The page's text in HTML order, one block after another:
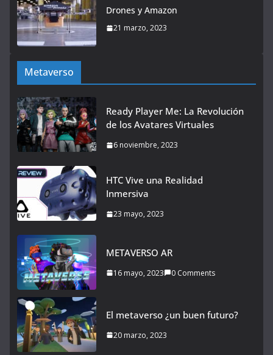
Drones y Amazon
21 marzo, 2023
Metaverso
Ready Player Me: La Revolución
de los Avatares Virtuales
6 noviembre, 2023
HTC Vive una Realidad
Inmersiva
23 mayo, 2023
METAVERSO AR
16 mayo, 2023 0 Comments
El metaverso ¿un buen futuro?
20 marzo, 2023